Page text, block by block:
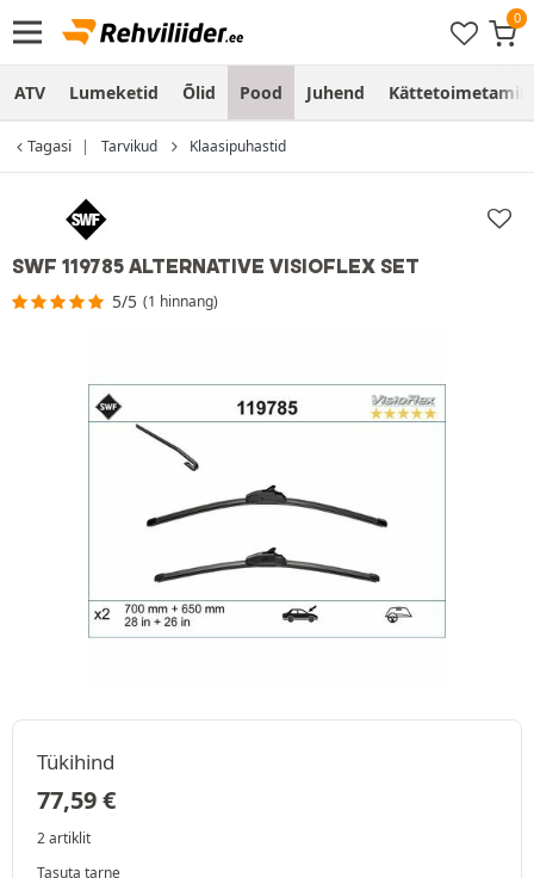
ATV Lumeketid Õlid Pood Juhend
Tagasi Tarvikud Klaasipuhastid
SWF 119785 ALTERNATIVE VISIOFLEX SET
5/5 (1 hinnang)
Tükihind
77,59€
2 artiklit
Tasuta tarne